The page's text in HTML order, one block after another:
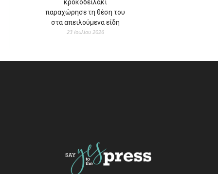
κροκοδειλάκι
παραχώρησε τη θέση του
στα απειλούμενα είδη
23 Ιουλίου 2026